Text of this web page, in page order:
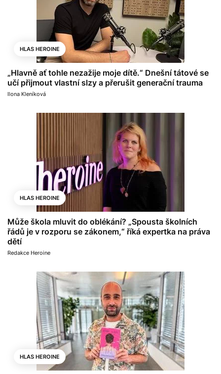
HLAS HEROINE
„Hlavně ať tohle nezažije moje dítě.“ Dnešní tátové se
učí přijmout vlastní slzy a přerušit generační trauma
Ilona Kleníková
HLAS HEROINE
Může škola mluvit do oblékání? „Spousta školních
řádů je v rozporu se zákonem,“ říká expertka na práva
dětí
Redakce Heroine
HLAS HEROINE